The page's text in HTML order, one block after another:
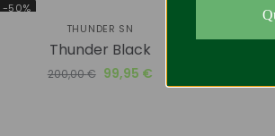
-50%
THUNDER SN
Thunder Black
200,00€ 99,95 €
-45%